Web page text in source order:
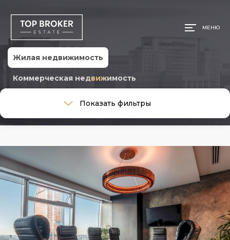
МЕНЮ
Жилая недвижимость
Коммерческая недвижимость
Тип сделки
Тип недвижимости
Общая площадь, м
Ремонт
Ремонт
Показать фильтры